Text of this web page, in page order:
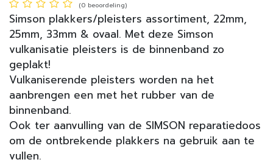
(0 beoordeling)
Simson plakkers/pleisters assortiment, 22mm,
25mm, 33mm & ovaal. Met deze Simson
vulkanisatie pleisters is de binnenband zo
geplakt!
Vulkaniserende pleisters worden na het
aanbrengen een met het rubber van de
binnenband.
Ook ter aanvulling van de SIMSON reparatiedoos
om de ontbrekende plakkers na gebruik aan te
vullen.